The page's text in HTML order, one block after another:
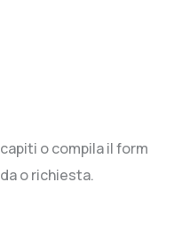
o compila il form
o richiesta.